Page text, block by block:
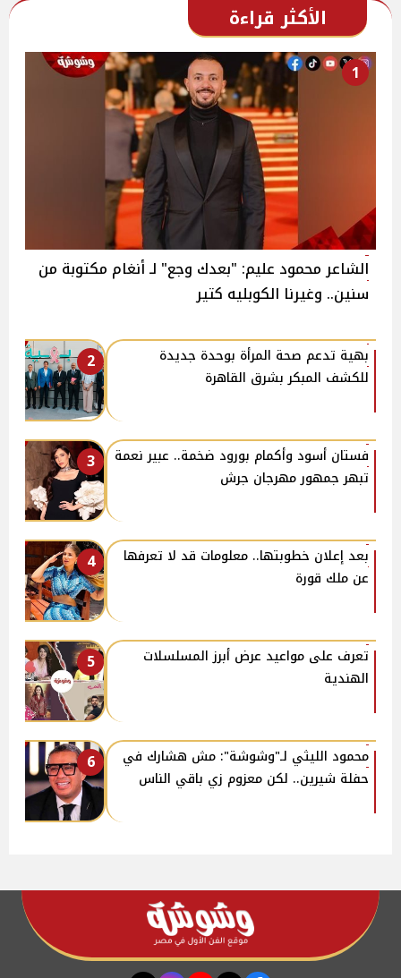
الأكثر قراءة
1
الشاعر محمود عليم: "بعدك وجع" لـ أنغام مكتوبة من
سنين.. وغيرنا الكوبليه كتير
2
بهية تدعم صحة المرأة بوحدة جديدة
للكشف المبكر بشرق القاهرة
3
فستان أسود وأكمام بورود ضخمة.. عبير نعمة
تبهر جمهور مهرجان جرش
4
بعد إعلان خطوبتها.. معلومات قد لا تعرفها
عن ملك قورة
5
تعرف على مواعيد عرض أبرز المسلسلات
الهندية
6
محمود الليثي لـ"وشوشة": مش هشارك في
حفلة شيرين.. لكن معزوم زي باقي الناس